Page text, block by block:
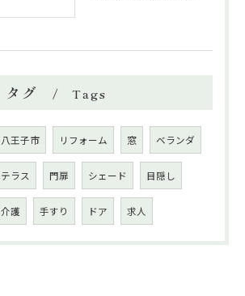
タグ Tags
八王子市 リフォーム 窓 ベランダ
テラス 門扉 シェード 目隠し
介護 手すり ドア 求人